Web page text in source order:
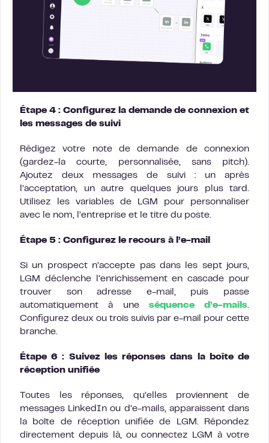
Étape 4 : Configurez la demande de connexion et
les messages de suivi
Rédigez votre note de demande de connexion
(gardez-la courte, personnalisée, sans pitch).
Ajoutez deux messages de suivi : un après
l’acceptation, un autre quelques jours plus tard.
Utilisez les variables de LGM pour personnaliser
avec le nom, l’entreprise et le titre du poste.
Étape 5 : Configurez le recours à l’e-mail
Si un prospect n’accepte pas dans les sept jours,
LGM déclenche l’enrichissement en cascade pour
trouver son adresse e-mail, puis passe
automatiquement à une séquence d’e-mails
Configurez deux ou trois suivis par e-mail pour cette
branche.
Étape 6 : Suivez les réponses dans la boîte de
réception unifiée
Toutes les réponses, qu’elles proviennent de
messages LinkedIn ou d’e-mails, apparaissent dans
la boîte de réception unifiée de LGM. Répondez
directement depuis là, ou connectez LGM à votre